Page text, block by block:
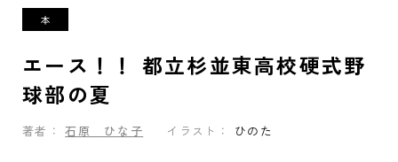
エース！！ 都立杉並東高校硬式野
球部の夏
著者： 石原 ひな子 イラスト： ひのた